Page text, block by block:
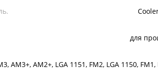
для
AM3+, AM2+, LGA 1151, FM2, LGA 1150, FM1,